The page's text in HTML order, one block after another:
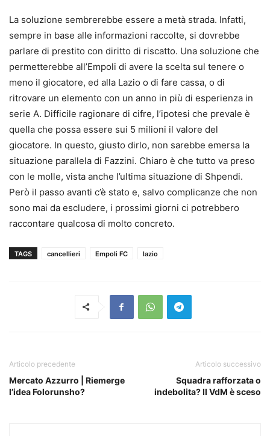
La soluzione sembrerebbe essere a metà strada. Infatti,
sempre in base alle informazioni raccolte, si dovrebbe
parlare di prestito con diritto di riscatto. Una soluzione che
permetterebbe all’Empoli di avere la scelta sul tenere o
meno il giocatore, ed alla Lazio o di fare cassa, o di
ritrovare un elemento con un anno in più di esperienza in
serie A. Difficile ragionare di cifre, l’ipotesi che prevale è
quella che possa essere sui 5 milioni il valore del
giocatore. In questo, giusto dirlo, non sarebbe emersa la
situazione parallela di Fazzini. Chiaro è che tutto va preso
con le molle, vista anche l’ultima situazione di Shpendi.
Però il passo avanti c’è stato e, salvo complicanze che non
sono mai da escludere, i prossimi giorni ci potrebbero
raccontare qualcosa di molto concreto.
TAGS cancellieri Empoli FC lazio
Articolo precedente
Mercato Azzurro | Riemerge
l’idea Folorunsho?
Articolo successivo
Squadra rafforzata o
indebolita? Il VdM è sceso